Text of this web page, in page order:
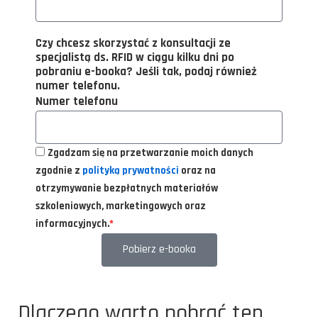
Czy chcesz skorzystać z konsultacji ze
specjalistą ds. RFID w ciągu kilku dni po
pobraniu e-booka? Jeśli tak, podaj również
numer telefonu.
Numer telefonu
Zgadzam się na przetwarzanie moich danych
zgodnie z polityką prywatności oraz na
otrzymywanie bezpłatnych materiałów
szkoleniowych, marketingowych oraz
informacyjnych.*
Pobierz e-booka